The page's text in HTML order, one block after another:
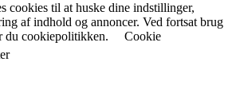
cookies til at huske dine indstillinger,
af indhold og annoncer. Ved fortsat brug
du cookiepolitikken.
Cookie